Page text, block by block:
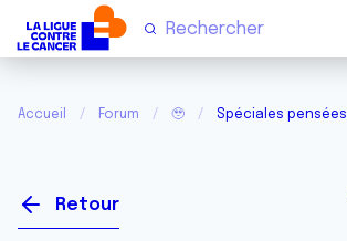
Accueil Forum 🥹 Spéciales pensées
Retour